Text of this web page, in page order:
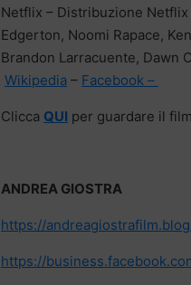
Netflix – Distribuzione Netflix
Edgerton, Noomi Rapace,
Brandon Larracuente, Dawn
Wikipedia – Facebook –
Clicca QUI per guardare il
ANDREA GIOSTRA
https://
https://